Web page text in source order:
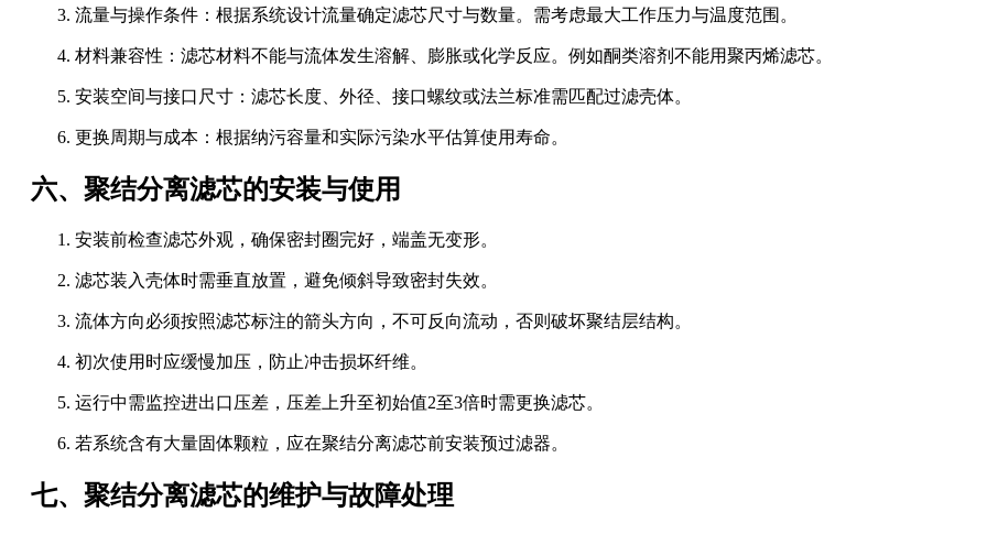
流量与操作条件：根据系统设计流量确定滤芯尺寸与数量。需考虑最大工作压力与温度范围。
材料兼容性：滤芯材料不能与流体发生溶解、膨胀或化学反应。例如酮类溶剂不能用聚丙烯滤芯。
安装空间与接口尺寸：滤芯长度、外径、接口螺纹或法兰标准需匹配过滤壳体。
更换周期与成本：根据纳污容量和实际污染水平估算使用寿命。
六、聚结分离滤芯的安装与使用
安装前检查滤芯外观，确保密封圈完好，端盖无变形。
滤芯装入壳体时需垂直放置，避免倾斜导致密封失效。
流体方向必须按照滤芯标注的箭头方向，不可反向流动，否则破坏聚结层结构。
初次使用时应缓慢加压，防止冲击损坏纤维。
运行中需监控进出口压差，压差上升至初始值2至3倍时需更换滤芯。
若系统含有大量固体颗粒，应在聚结分离滤芯前安装预过滤器。
七、聚结分离滤芯的维护与故障处理